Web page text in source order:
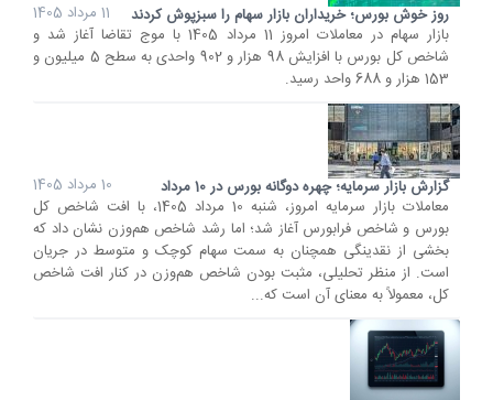
روز خوش بورس؛ خریداران بازار سهام را سبزپوش کردند
11 مرداد 1405
بازار سهام در معاملات امروز 11 مرداد 1405 با موج تقاضا آغاز شد و
شاخص کل بورس با افزایش 98 هزار و 902 واحدی به سطح 5 میلیون و
153 هزار و 688 واحد رسید.
گزارش بازار سرمایه؛ چهره دوگانه بورس در 10 مرداد
10 مرداد 1405
معاملات بازار سرمایه امروز، شنبه 10 مرداد 1405، با افت شاخص کل
بورس و شاخص فرابورس آغاز شد؛ اما رشد شاخص هم‌وزن نشان داد که
بخشی از نقدینگی همچنان به سمت سهام کوچک و متوسط در جریان
است. از منظر تحلیلی، مثبت بودن شاخص هم‌وزن در کنار افت شاخص
کل، معمولاً به معنای آن است که...